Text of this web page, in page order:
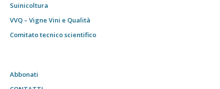
Suinicoltura
VVQ – Vigne Vini e Qualità
Comitato tecnico scientifico
Abbonati